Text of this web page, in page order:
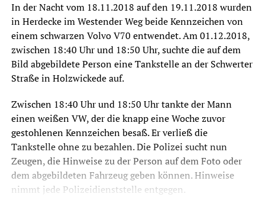
In der Nacht vom 18.11.2018 auf den 19.11.2018 wurden
in Herdecke im Westender Weg beide Kennzeichen von
einem schwarzen Volvo V70 entwendet. Am 01.12.2018,
zwischen 18:40 Uhr und 18:50 Uhr, suchte die auf dem
Bild abgebildete Person eine Tankstelle an der Schwerter
Straße in Holzwickede auf.
Zwischen 18:40 Uhr und 18:50 Uhr tankte der Mann
einen weißen VW, der die knapp eine Woche zuvor
gestohlenen Kennzeichen besaß. Er verließ die
Tankstelle ohne zu bezahlen. Die Polizei sucht nun
Zeugen, die Hinweise zu der Person auf dem Foto oder
dem abgebildeten Fahrzeug geben können. Hinweise
nimmt jede Polizeidienststelle entgegen.